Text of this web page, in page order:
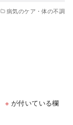
病気のケア・体の不調
※ が付いている欄